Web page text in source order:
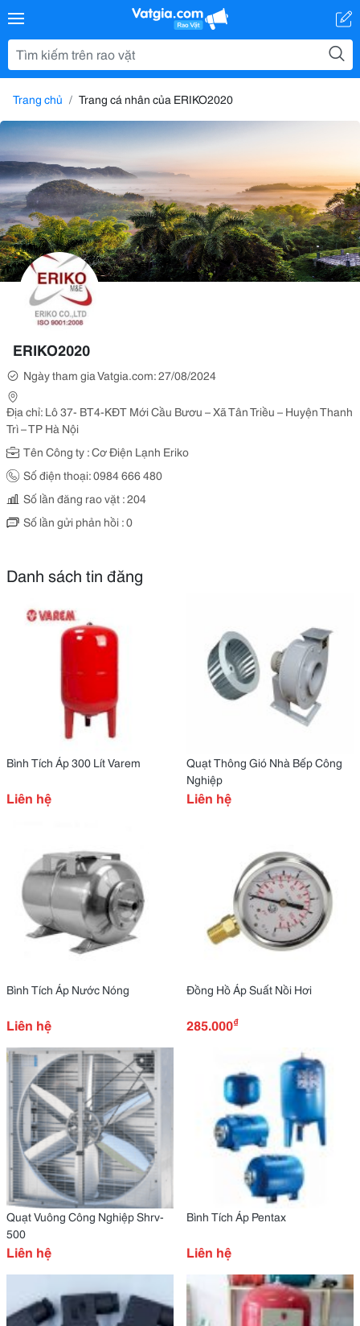
Trang chủ Trang cá nhân của ERIKO2020
ERIKO2020
Ngày tham gia Vatgia.com: 27/08/2024
Địa chỉ: Lô 37- BT4-KĐT Mới Cầu Bươu – Xã Tân Triều – Huyện Thanh
Trì – TP Hà Nội
Tên Công ty : Cơ Điện Lạnh Eriko
Số điện thoại: 0984 666 480
Số lần đăng rao vặt : 204
Số lần gửi phản hồi : 0
Danh sách tin đăng
Bình Tích Áp 300 Lít Varem
Liên hệ
Quạt Thông Gió Nhà Bếp Công
Nghiệp
Liên hệ
Bình Tích Áp Nước Nóng
Liên hệ
Đồng Hồ Áp Suất Nồi Hơi
285.000₫
Quạt Vuông Công Nghiệp Shrv-
500
Liên hệ
Bình Tích Áp Pentax
Liên hệ